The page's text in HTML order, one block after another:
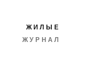
ЖИЛЫЕ
ЖУРНАЛ